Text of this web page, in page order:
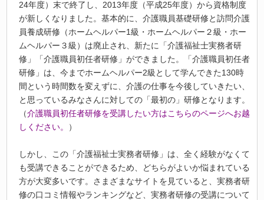
24年度）末で終了し、2013年度（平成25年度）から資格制度
が新しくなりました。基本的に、介護職員基礎研修と訪問介護
員養成研修（ホームヘルパー1級・ホームヘルパー２級・ホー
ムヘルパー３級）は廃止され、新たに「介護福祉士実務者研
修」「介護職員初任者研修」ができました。「介護職員初任者
研修」は、今までホームヘルパー2級として学んできた130時
間という時間数を変えずに、介護の仕事を今後していきたい、
と思っているみなさんに対しての「最初の」研修となります。
（介護職員初任者研修を受講したい方はこちらのページへお越
しください。
）
しかし、この「介護福祉士実務者研修」は、全く経験がなくて
も受講できることができるため、どちらがよいか悩まれている
方が大変多いです。さまざまなサイトを見ていると、実務者研
修の口コミ情報やランキングなど、実務者研修の受講について